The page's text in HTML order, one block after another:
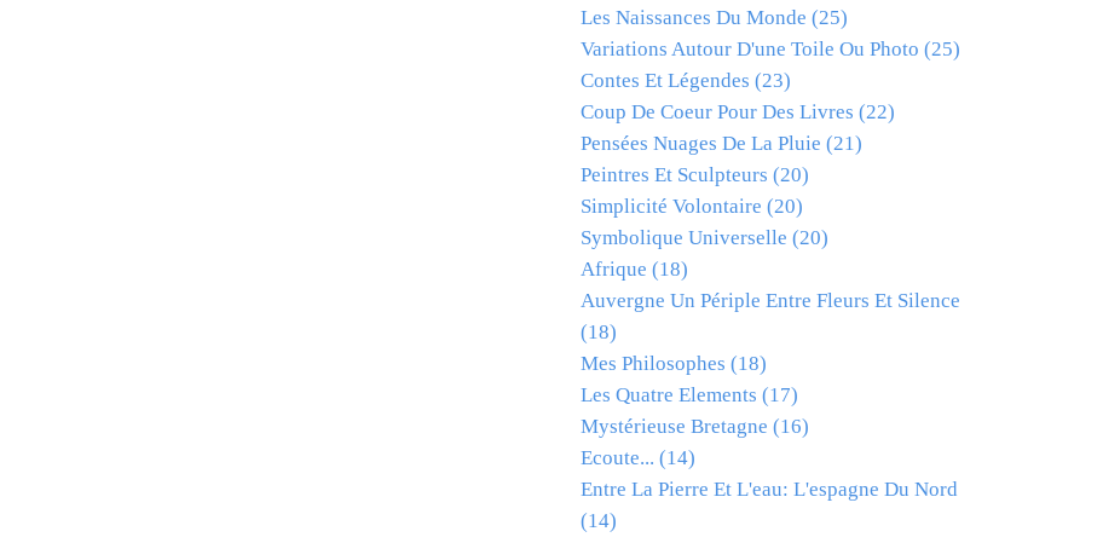
Les Naissances Du Monde (25)
Variations Autour D'une Toile Ou Photo (25)
Contes Et Légendes (23)
Coup De Coeur Pour Des Livres (22)
Pensées Nuages De La Pluie (21)
Peintres Et Sculpteurs (20)
Simplicité Volontaire (20)
Symbolique Universelle (20)
Afrique (18)
Auvergne Un Périple Entre Fleurs Et Silence
(18)
Mes Philosophes (18)
Les Quatre Elements (17)
Mystérieuse Bretagne (16)
Ecoute... (14)
Entre La Pierre Et L'eau: L'espagne Du Nord
(14)